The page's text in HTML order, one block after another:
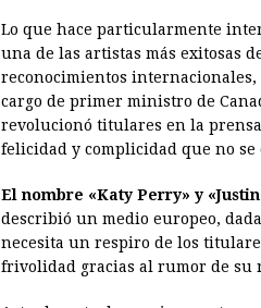
Lo que hace particularmente
una de las artistas más exitosas
reconocimientos
cargo de primer ministro de
revolucionó titulares en la
felicidad y complicidad que no se
El nombre «Katy Perry» y
describió un medio europeo,
necesita un respiro de los
frivolidad gracias al rumor de su